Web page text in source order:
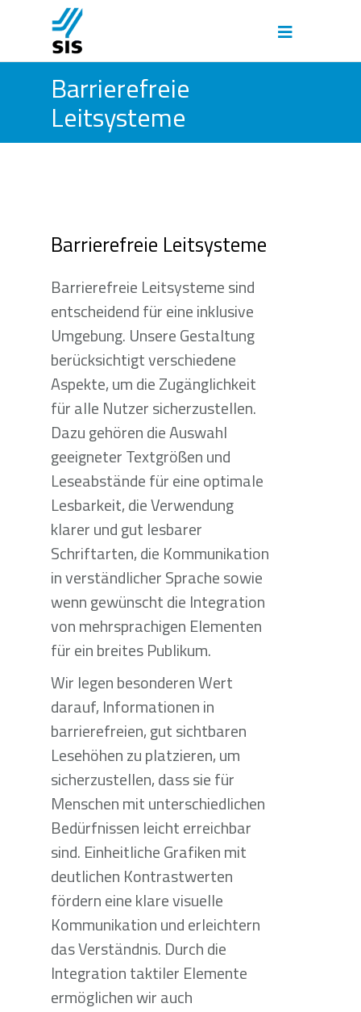
Barrierefreie
Leitsysteme
Barrierefreie Leitsysteme
Barrierefreie Leitsysteme sind
entscheidend für eine inklusive
Umgebung. Unsere Gestaltung
berücksichtigt verschiedene
Aspekte, um die Zugänglichkeit
für alle Nutzer sicherzustellen.
Dazu gehören die Auswahl
geeigneter Textgrößen und
Leseabstände für eine optimale
Lesbarkeit, die Verwendung
klarer und gut lesbarer
Schriftarten, die Kommunikation
in verständlicher Sprache sowie
wenn gewünscht die Integration
von mehrsprachigen Elementen
für ein breites Publikum.
Wir legen besonderen Wert
darauf, Informationen in
barrierefreien, gut sichtbaren
Lesehöhen zu platzieren, um
sicherzustellen, dass sie für
Menschen mit unterschiedlichen
Bedürfnissen leicht erreichbar
sind. Einheitliche Grafiken mit
deutlichen Kontrastwerten
fördern eine klare visuelle
Kommunikation und erleichtern
das Verständnis. Durch die
Integration taktiler Elemente
ermöglichen wir auch